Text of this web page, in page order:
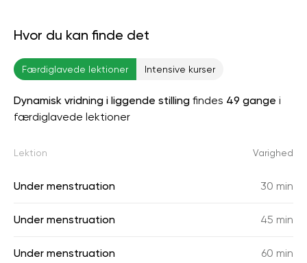
Hvor du kan finde det
Færdiglavede lektioner Intensive kurser
Dynamisk vridning i liggende stilling findes 49 gange i
færdiglavede lektioner
Lektion Varighed
Under menstruation 30 min
Under menstruation 45 min
Under menstruation 60 min